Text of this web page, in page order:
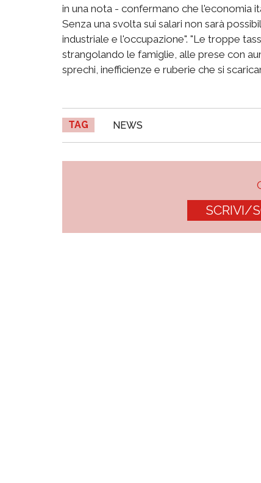
in una nota - confermano che l'economia
Senza una svolta sui salari non sarà
industriale e l'occupazione". "Le troppe
strangolando le famiglie, alle prese con
sprechi, inefficienze e ruberie che si
TAG NEWS
SCRIVI/